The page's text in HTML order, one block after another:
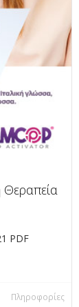
Θεραπεία
PDF
Πληροφορίες